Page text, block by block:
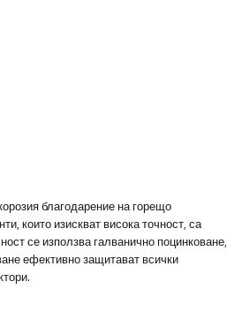
благодарение на горещо
които изискват висока точност, са
се използва галванично поцинковане,
ефективно защитават всички